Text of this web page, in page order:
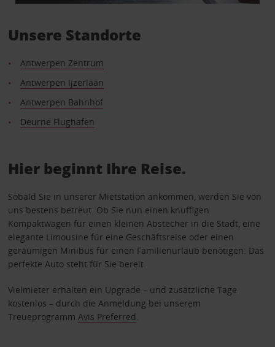
Unsere Standorte
Antwerpen Zentrum
Antwerpen Ijzerlaan
Antwerpen Bahnhof
Deurne Flughafen
Hier beginnt Ihre Reise.
Sobald Sie in unserer Mietstation ankommen, werden Sie von
uns bestens betreut. Ob Sie nun einen knuffigen
Kompaktwagen für einen kleinen Abstecher in die Stadt, eine
elegante Limousine für eine Geschäftsreise oder einen
geräumigen Minibus für einen Familienurlaub benötigen: Das
perfekte Auto steht für Sie bereit.
Vielmieter erhalten ein Upgrade – und zusätzliche Tage
kostenlos – durch die Anmeldung bei unserem
Treueprogramm Avis Preferred